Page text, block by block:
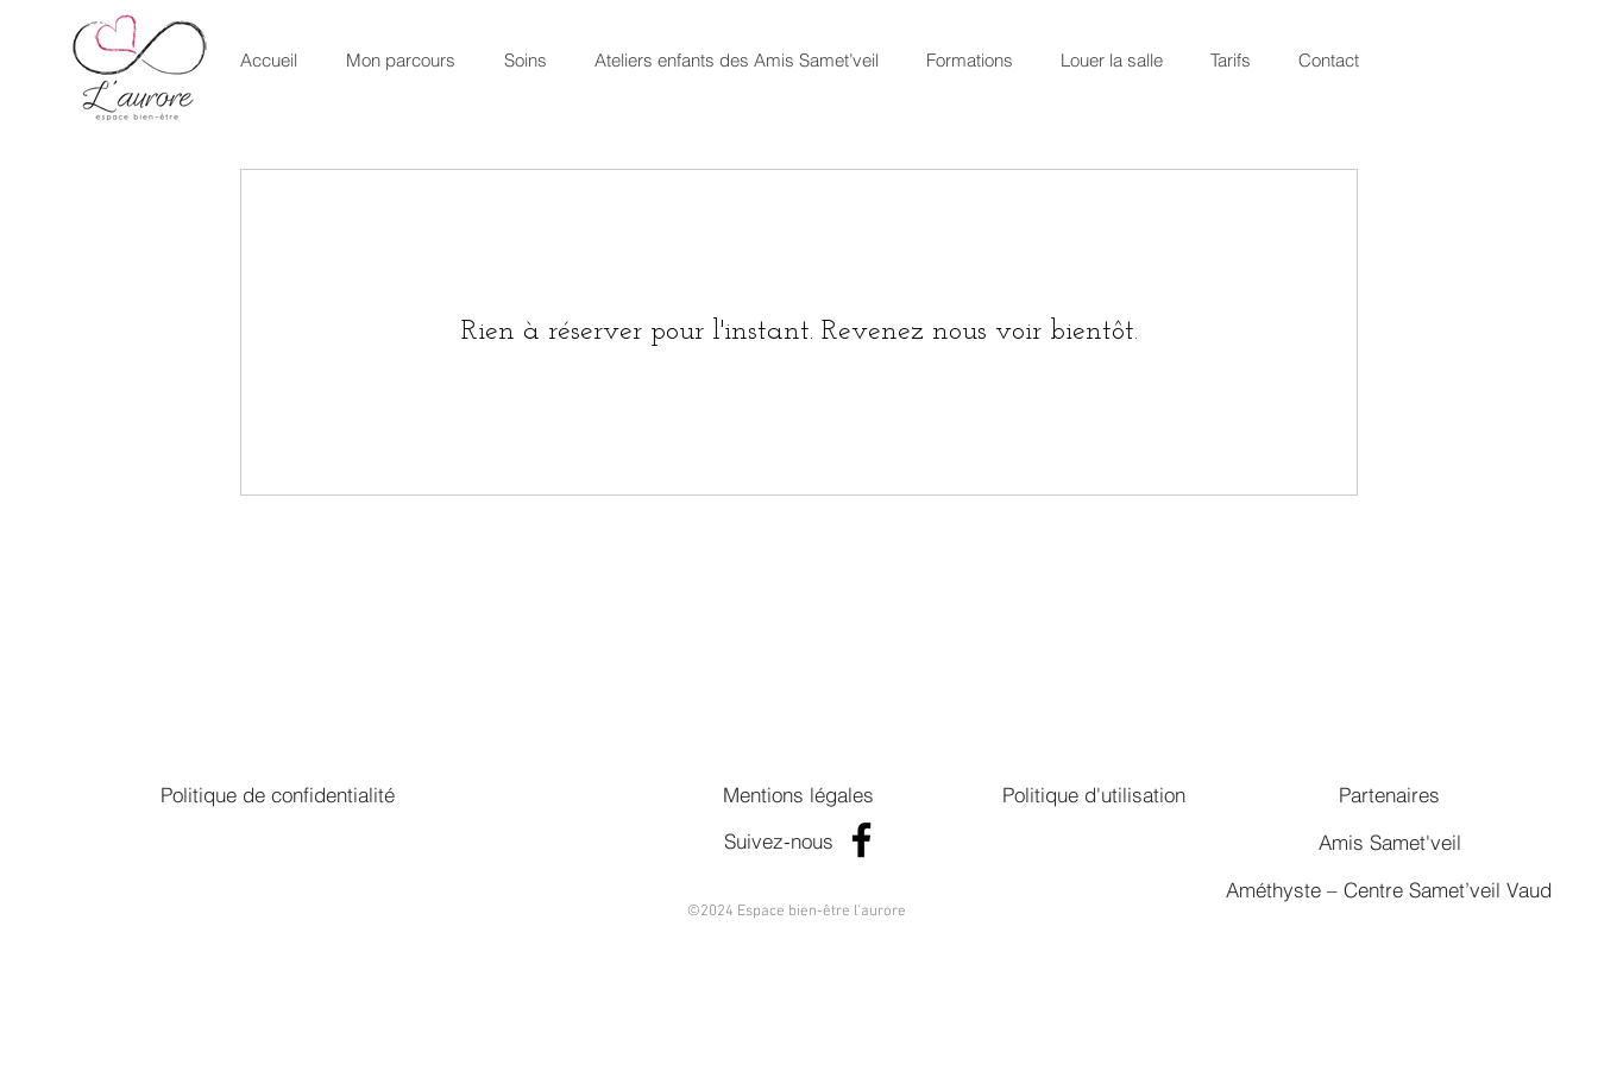
Accueil Mon parcours Soins Ateliers enfants des Amis Samet’veil Formations Louer la salle Tarifs Contact
Rien à réserver pour l'instant. Revenez nous voir bientôt.
Politique de confidentialité
Mentions légales
Suivez-nous
©2024 Espace bien-être l'aurore
Politique d'utilisation
Partenaires
Amis Samet'veil
Améthyste – Centre Samet’veil Vaud